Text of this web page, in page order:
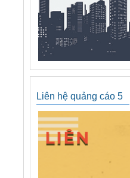
Liên hệ quảng cáo 5